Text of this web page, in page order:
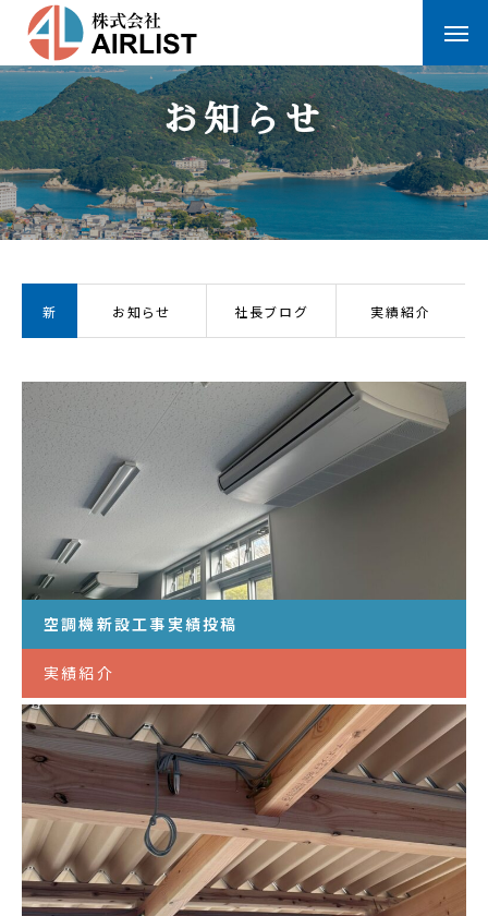
お知らせ
新 お知らせ 社長ブログ 実績紹介
空調機新設工事実績投稿
実績紹介